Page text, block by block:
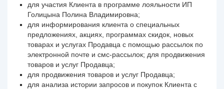
для участия Клиента в программе лояльности ИП
Голицына Полина Владимировна;
для информирования клиента о специальных
предложениях, акциях, программах скидок, новых
товарах и услугах Продавца с помощью рассылок по
электронной почте и смс-рассылок; для продвижения
товаров и услуг Продавца;
для продвижения товаров и услуг Продавца;
для анализа истории запросов и покупок Клиента с